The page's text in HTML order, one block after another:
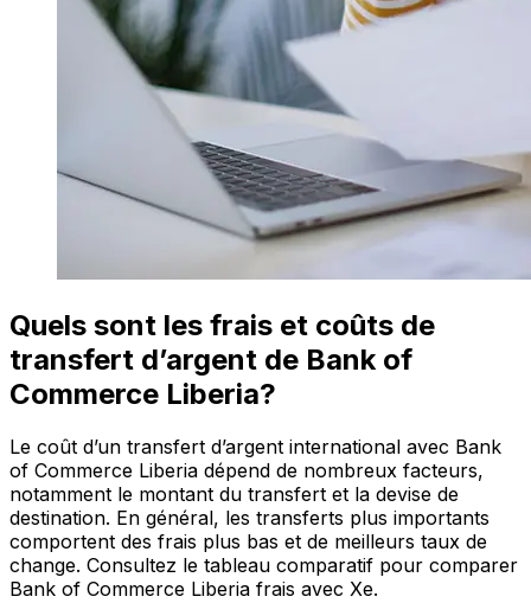
Quels sont les frais et coûts de
transfert d’argent de Bank of
Commerce Liberia?
Le coût d’un transfert d’argent international avec Bank
of Commerce Liberia dépend de nombreux facteurs,
notamment le montant du transfert et la devise de
destination. En général, les transferts plus importants
comportent des frais plus bas et de meilleurs taux de
change. Consultez le tableau comparatif pour comparer
Bank of Commerce Liberia frais avec Xe.